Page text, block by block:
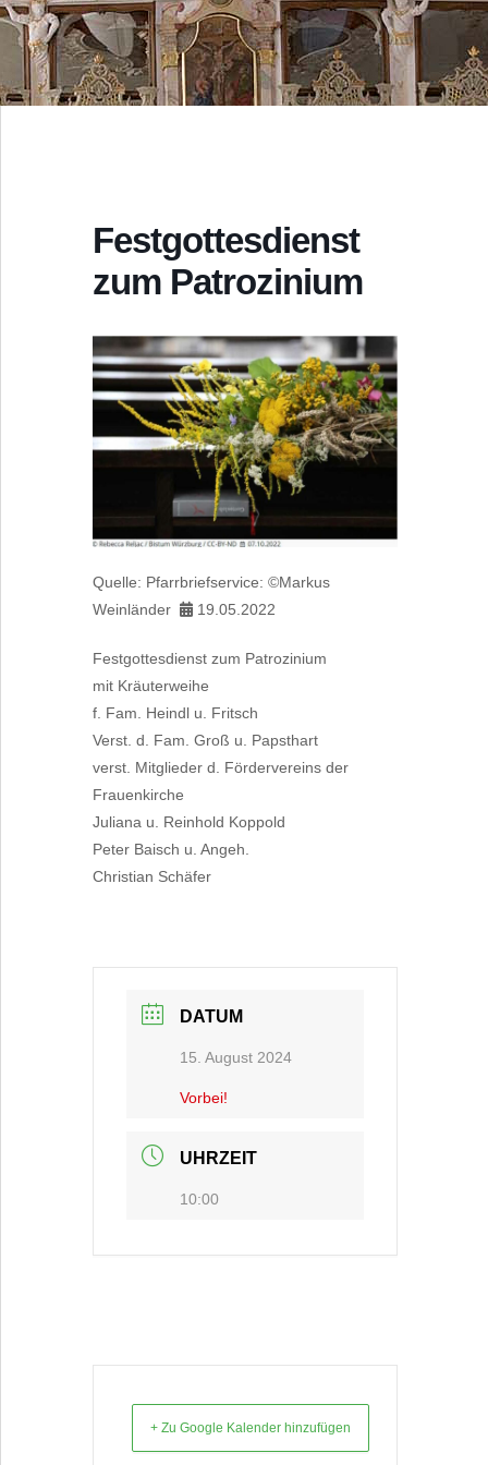
Festgottesdienst
zum Patrozinium
Quelle: Pfarrbriefservice: ©Markus
Weinländer  19.05.2022
Festgottesdienst zum Patrozinium
mit Kräuterweihe
f. Fam. Heindl u. Fritsch
Verst. d. Fam. Groß u. Papsthart
verst. Mitglieder d. Fördervereins der
Frauenkirche
Juliana u. Reinhold Koppold
Peter Baisch u. Angeh.
Christian Schäfer
DATUM
15. August 2024
Vorbei!
UHRZEIT
10:00
+ Zu Google Kalender hinzufügen